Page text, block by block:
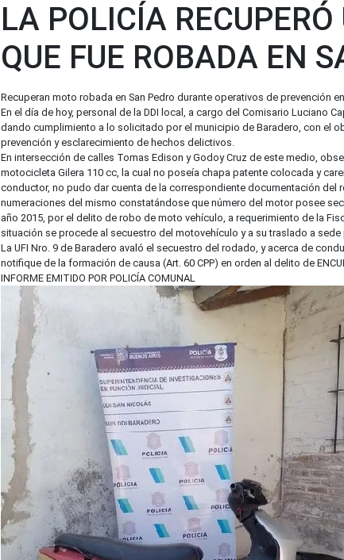
LA POLICÍA
QUE FUE ROBADA EN
Recuperan moto robada en San Pedro durante operativos de prevención
En el día de hoy, personal de la DDI local, a cargo del Comisario Luciano
dando cumplimiento a lo solicitado por el municipio de Baradero, con el
prevención y esclarecimiento de hechos delictivos.
En intersección de calles Tomas Edison y Godoy Cruz de este medio,
motocicleta Gilera 110 cc, la cual no poseía chapa patente colocada y
conductor, no pudo dar cuenta de la correspondiente documentación del
numeraciones del mismo constatándose que número del motor posee
año 2015, por el delito de robo de moto vehículo, a requerimiento de la
situación se procede al secuestro del motovehículo y a su traslado a
La UFI Nro. 9 de Baradero avaló el secuestro del rodado, y acerca de
notifique de la formación de causa (Art. 60 CPP) en orden al delito de
INFORME EMITIDO POR POLICÍA COMUNAL